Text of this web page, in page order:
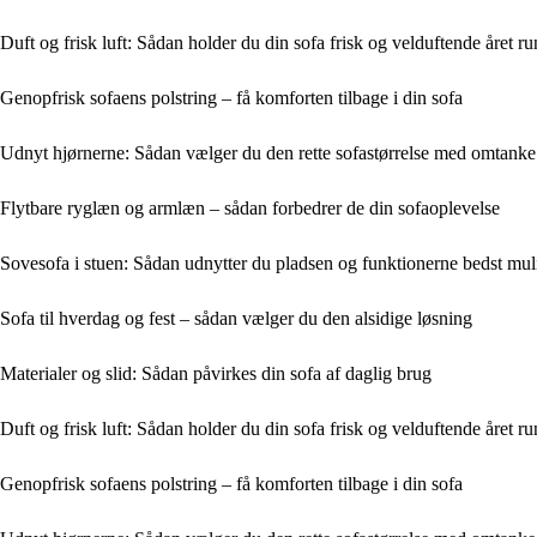
Duft og frisk luft: Sådan holder du din sofa frisk og velduftende året
Genopfrisk sofaens polstring – få komforten tilbage i din sofa
Udnyt hjørnerne: Sådan vælger du den rette sofastørrelse med omtanke
Flytbare ryglæn og armlæn – sådan forbedrer de din sofaoplevelse
Sovesofa i stuen: Sådan udnytter du pladsen og funktionerne bedst
Sofa til hverdag og fest – sådan vælger du den alsidige løsning
Materialer og slid: Sådan påvirkes din sofa af daglig brug
Duft og frisk luft: Sådan holder du din sofa frisk og velduftende året
Genopfrisk sofaens polstring – få komforten tilbage i din sofa